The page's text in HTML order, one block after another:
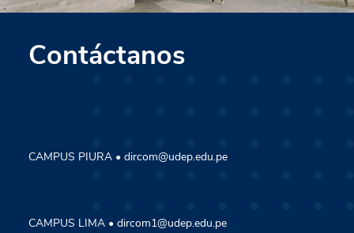
Contáctanos
CAMPUS PIURA • dircom@udep.edu.pe
CAMPUS LIMA • dircom1@udep.edu.pe